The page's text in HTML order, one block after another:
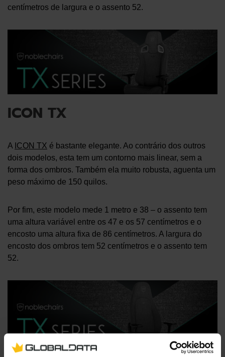
centímetros de largura e o assento 52.
ICON TX
A ICON TX é bastante elegante. Ao contrário dos outros
dois modelos, esta tem um contorno mais linear, sem a
forma dos ombros. Também ela muito robusta, aguenta um
peso máximo de 150 quilos.
Por fim, este modelo mede 1 metro e 38 – o assento tem
uma altura variável entre os 47 e os 57 centímetros e o
encosto uma altura fixa de 86 centímetros. A largura do
encosto dos ombros tem 52 centímetros e o assento tem
52.